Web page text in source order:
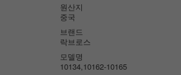
원산지
중국
브랜드
락브로스
모델명
10134,10162-10165